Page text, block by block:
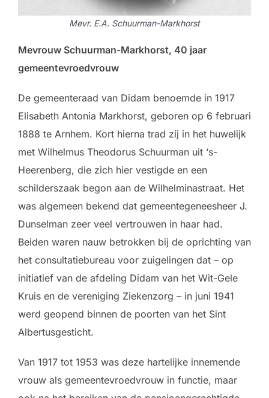
Mevr. E.A. Schuurman-Markhorst
Mevrouw Schuurman-Markhorst, 40 jaar
gemeentevroedvrouw
De gemeenteraad van Didam benoemde in 1917
Elisabeth Antonia Markhorst, geboren op 6 februari
1888 te Arnhem. Kort hierna trad zij in het huwelijk
met Wilhelmus Theodorus Schuurman uit ‘s-
Heerenberg, die zich hier vestigde en een
schilderszaak begon aan de Wilhelminastraat. Het
was algemeen bekend dat gemeentegeneesheer J.
Dunselman zeer veel vertrouwen in haar had.
Beiden waren nauw betrokken bij de oprichting van
het consultatiebureau voor zuigelingen dat – op
initiatief van de afdeling Didam van het Wit-Gele
Kruis en de vereniging Ziekenzorg – in juni 1941
werd geopend binnen de poorten van het Sint
Albertusgesticht.
Van 1917 tot 1953 was deze hartelijke innemende
vrouw als gemeentevroedvrouw in functie, maar